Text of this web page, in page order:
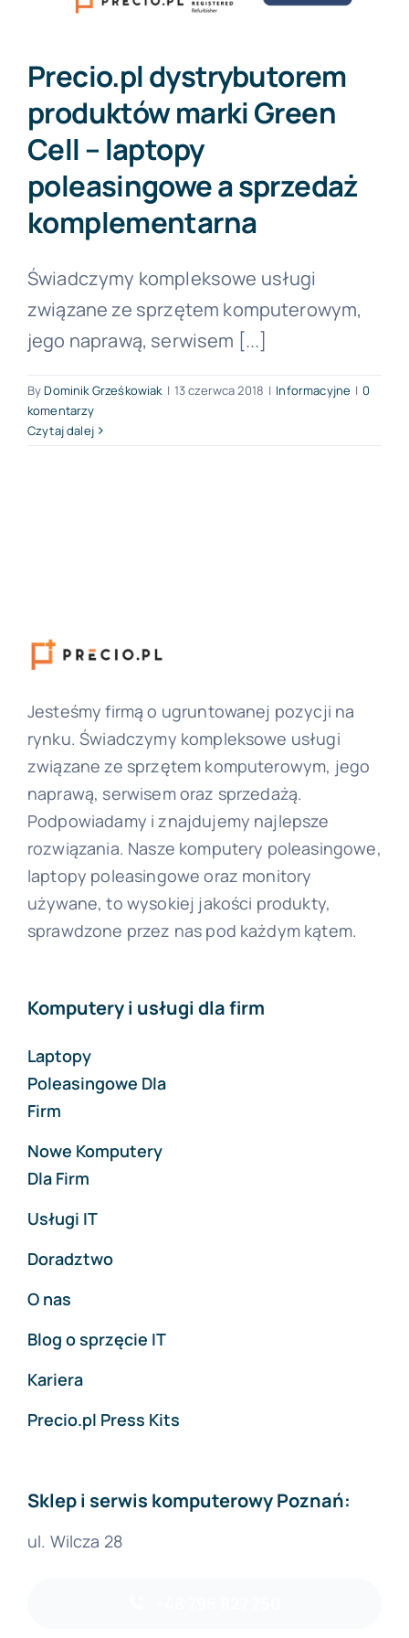
O nas
Kontakt
Precio.pl dystrybutorem
produktów marki Green
Cell – laptopy
poleasingowe a sprzedaż
komplementarna
Świadczymy kompleksowe usługi
związane ze sprzętem komputerowym,
jego naprawą, serwisem [...]
ByDominik Grześkowiak | 13 czerwca 2018 | Informacyjne | 0
komentarzy
Czytaj dalej
Jesteśmy firmą o ugruntowanej pozycji na
rynku. Świadczymy kompleksowe usługi
związane ze sprzętem komputerowym, jego
naprawą, serwisem oraz sprzedażą.
Podpowiadamy i znajdujemy najlepsze
rozwiązania. Nasze komputery poleasingowe,
laptopy poleasingowe oraz monitory
używane, to wysokiej jakości produkty,
sprawdzone przez nas pod każdym kątem.
Komputery i usługi dla firm
Laptopy
Poleasingowe Dla
Firm
Nowe Komputery
Dla Firm
Usługi IT
Doradztwo
O nas
Blog o sprzęcie IT
Kariera
Precio.pl Press Kits
Sklep i serwis komputerowy Poznań:
ul. Wilcza 28